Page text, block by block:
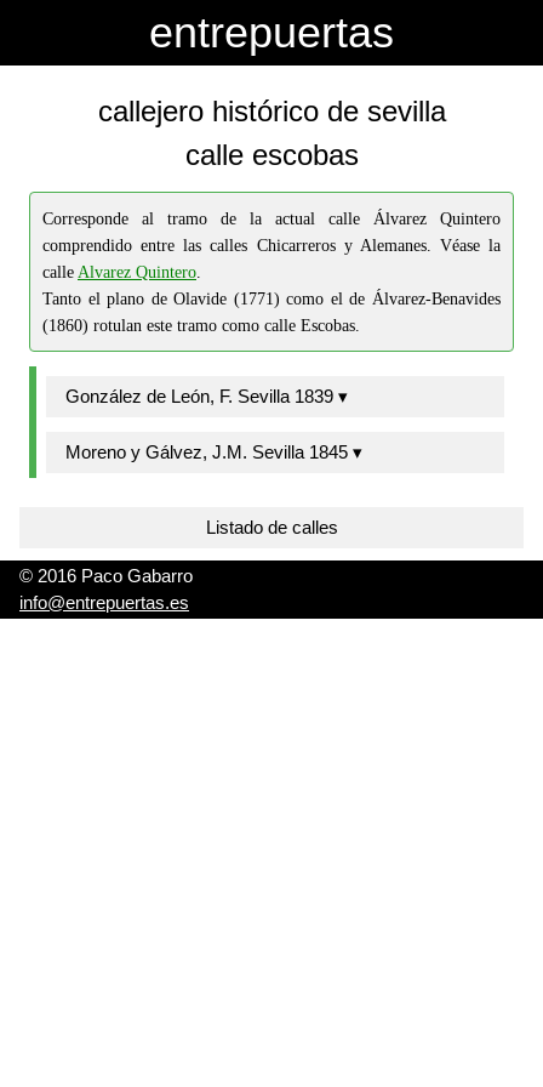
entrepuertas
callejero histórico de sevilla
calle escobas
Corresponde al tramo de la actual calle Álvarez Quintero
comprendido entre las calles Chicarreros y Alemanes. Véase la
calle Alvarez Quintero.
Tanto el plano de Olavide (1771) como el de Álvarez-Benavides
(1860) rotulan este tramo como calle Escobas.
González de León, F. Sevilla 1839 ▾
Moreno y Gálvez, J.M. Sevilla 1845 ▾
Listado de calles
© 2016 Paco Gabarro
info@entrepuertas.es